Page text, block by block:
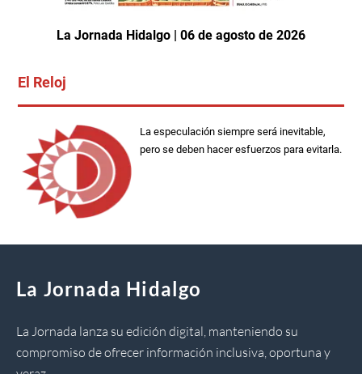
La Jornada Hidalgo | 06 de agosto de 2026
El Reloj
La especulación siempre será inevitable,
pero se deben hacer esfuerzos para evitarla.
La Jornada Hidalgo
La Jornada lanza su edición digital, manteniendo su
compromiso de ofrecer información inclusiva, oportuna y